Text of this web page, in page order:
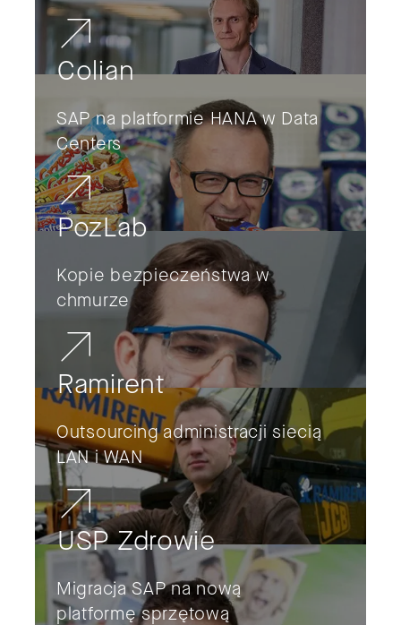
Colian
SAP na platformie HANA w Data
Centers
PozLab
Kopie bezpieczeństwa w
chmurze
Ramirent
Outsourcing administracji siecią
LAN i WAN
USP Zdrowie
Migracja SAP na nową
platformę sprzętową